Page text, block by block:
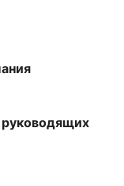
руководящих